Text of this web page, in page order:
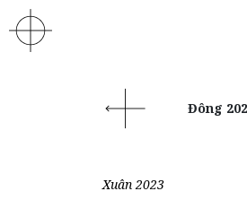
Đông
Xuân 2023